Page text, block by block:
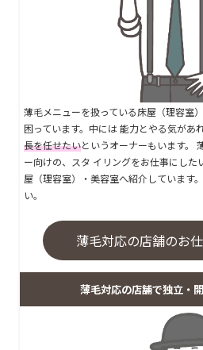
薄毛メニューを扱っている床屋（理容室
困っています。中には 能力とやる気があれ
長を任せたいというオーナーもいます。
ー向けの、スタ イリングをお仕事にした
屋（理容室）・美容室へ紹介しています
い。
薄毛対応の店舗のお
薄毛対応の店舗で独立・